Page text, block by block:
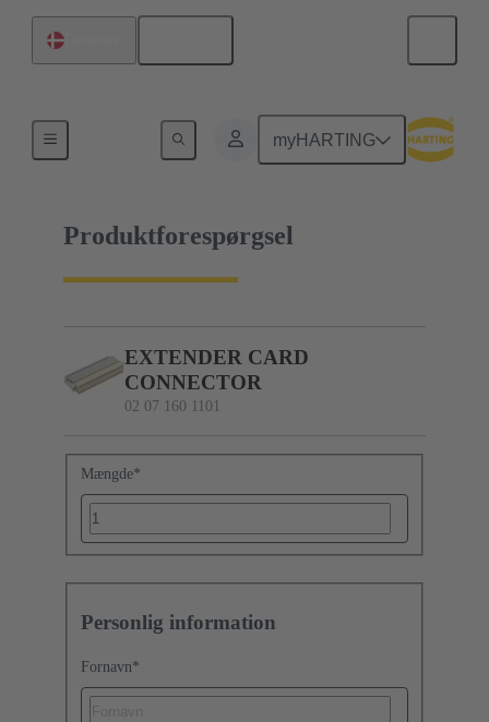
myHARTING
02 07 160 1101
Produktforespørgsel
EXTENDER CARD
CONNECTOR
02 07 160 1101
Mængde*
Personlig information
Fornavn*